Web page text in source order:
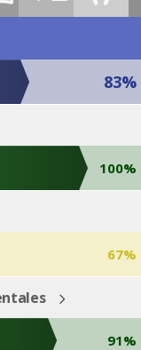
ENG
83%
100%
67%
91%